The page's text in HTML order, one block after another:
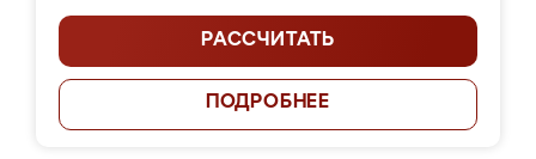
РАССЧИТАТЬ
ПОДРОБНЕЕ